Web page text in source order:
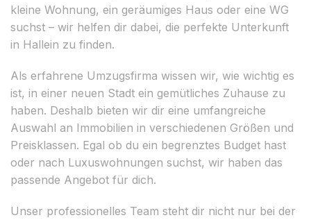
kleine Wohnung, ein geräumiges Haus oder eine WG
suchst – wir helfen dir dabei, die perfekte Unterkunft
in Hallein zu finden.
Als erfahrene Umzugsfirma wissen wir, wie wichtig es
ist, in einer neuen Stadt ein gemütliches Zuhause zu
haben. Deshalb bieten wir dir eine umfangreiche
Auswahl an Immobilien in verschiedenen Größen und
Preisklassen. Egal ob du ein begrenztes Budget hast
oder nach Luxuswohnungen suchst, wir haben das
passende Angebot für dich.
Unser professionelles Team steht dir nicht nur bei der